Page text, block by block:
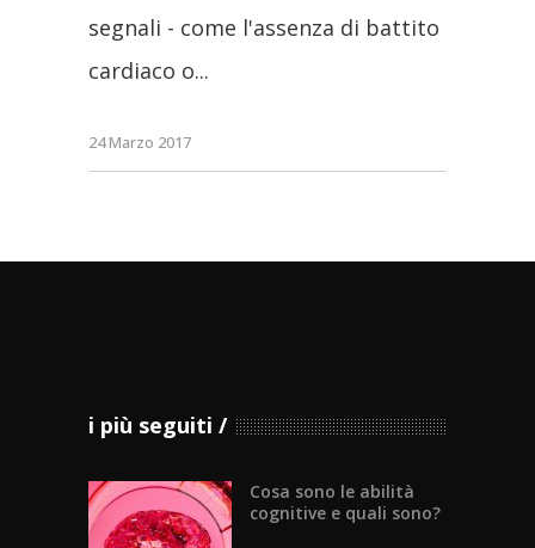
segnali - come l'assenza di battito
cardiaco o
24 Marzo 2017
i più seguiti
Cosa sono le abilità
cognitive e quali sono?